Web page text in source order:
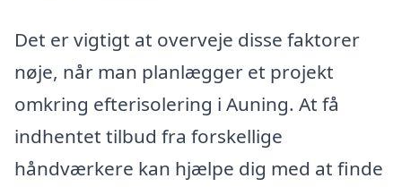
Det er vigtigt at overveje disse faktorer
nøje, når man planlægger et projekt
omkring efterisolering i Auning. At få
indhentet tilbud fra forskellige
håndværkere kan hjælpe dig med at finde